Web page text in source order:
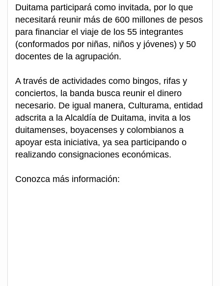
Duitama participará como invitada, por lo que
necesitará reunir más de 600 millones de pesos
para financiar el viaje de los 55 integrantes
(conformados por niñas, niños y jóvenes) y 50
docentes de la agrupación.
A través de actividades como bingos, rifas y
conciertos, la banda busca reunir el dinero
necesario. De igual manera, Culturama, entidad
adscrita a la Alcaldía de Duitama, invita a los
duitamenses, boyacenses y colombianos a
apoyar esta iniciativa, ya sea participando o
realizando consignaciones económicas.
Conozca más información: